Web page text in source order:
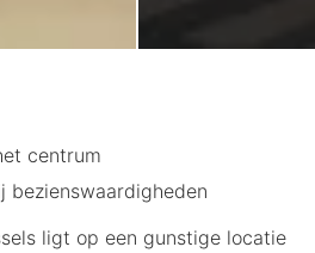
centrum
bezienswaardigheden
ligt op een gunstige locatie